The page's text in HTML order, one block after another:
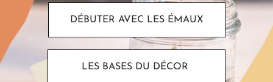
DÉBUTER AVEC LES ÉMAUX
LES BASES DU DÉCOR